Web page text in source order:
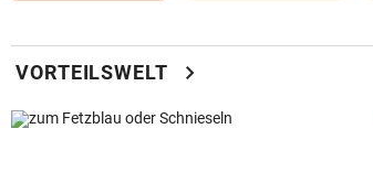
VORTEILSWELT chevron_right